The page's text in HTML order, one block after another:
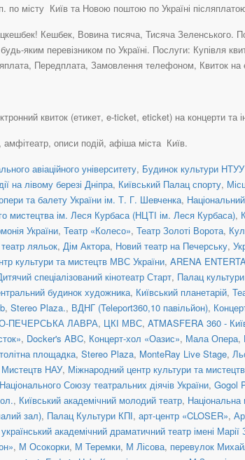
по місту Київ та Новою поштою по Україні
Кешбек, Вовина тисяча, Тисяча Зеленського.
яким перевізником по Україні. Послуги: Купівля
Передплата, Замовлення телефоном, Квиток на
квиток (етикет, e-ticket, eticket) на концерти та
описи подій, афіша міста Київ.
авіаційного університету, Будинок культури
на лівому березі Дніпра, Київський Палац спорту,
та балету України ім. Т. Г. Шевченка,
мистецтва ім. Леся Курбаса (НЦТІ ім. Леся Курбаса),
України, Театр «Колесо», Театр Золоті Ворота,
ляльок, Дім Актора, Новий театр на Печерську,
культури та мистецтв МВС України, ARENA
спеціалізований кінотеатр Старт, Палац
будинок художника, Київський планетарій,
, Stereo Plaza., ВДНГ (Teleport360,10 павільйон),
ПЕЧЕРСЬКА ЛАВРА, ЦКІ МВС, ATMASFERA 360 -
, Docker's ABC, Концерт-хол «Оазис», Мала Опера,
площадка, Stereo Plaza, MonteRay Live Stage,
Мистецтв НАУ, Міжнародний центр культури та
Союзу театральних діячів України, Gogol
, Київський академічний молодий театр, Національна
зал), Палац Культури КПІ, арт-центр «CLOSER»,
академічний драматичний театр імені Марії
, М Осокорки, М Теремки, М Лісова, перевулок